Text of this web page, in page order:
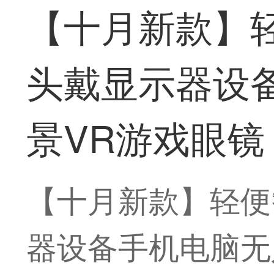
【十月新款
头戴显示器设
景VR游戏眼
【十月新款】轻
器设备手机电脑